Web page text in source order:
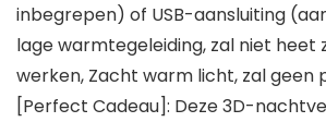
inbegrepen) of USB-aansluiting
lage warmtegeleiding, zal niet heet
werken, Zacht warm licht, zal geen
[Perfect Cadeau]: Deze 3D-